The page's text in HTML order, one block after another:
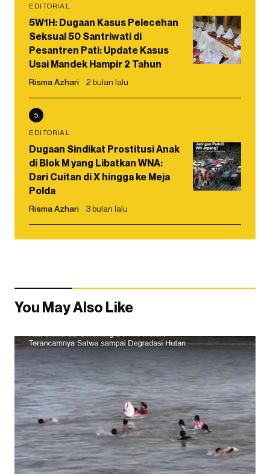
EDITORIAL
5W1H: Dugaan Kasus Pelecehan
Seksual 50 Santriwati di
Pesantren Pati: Update Kasus
Usai Mandek Hampir 2 Tahun
Risma Azhari 2 bulan lalu
5
EDITORIAL
Dugaan Sindikat Prostitusi Anak
di Blok M yang Libatkan WNA:
Dari Cuitan di X hingga ke Meja
Polda
Risma Azhari 3 bulan lalu
You May Also Like